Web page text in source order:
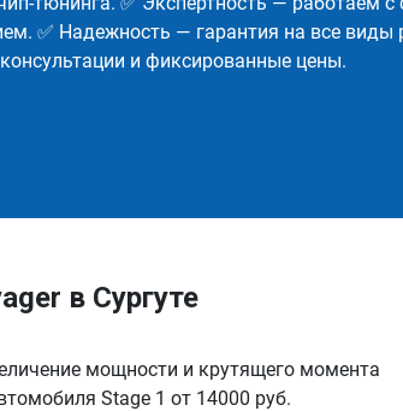
✅ Надежность — гарантия на все виды
и фиксированные цены.
в Сургуте
мощности и крутящего момента
Stage 1 от 14000 руб.